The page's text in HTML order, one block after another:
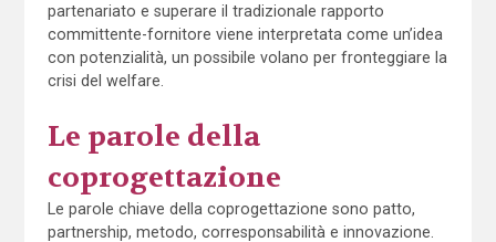
partenariato e superare il tradizionale rapporto
committente-fornitore viene interpretata come un’idea
con potenzialità, un possibile volano per fronteggiare la
crisi del welfare.
Le parole della
coprogettazione
Le parole chiave della coprogettazione sono patto,
partnership, metodo, corresponsabilità e innovazione.